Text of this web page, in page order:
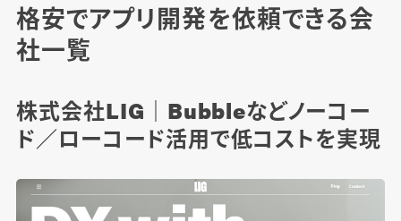
アプリ開発の費用相場は？
開発の形態形態・開発手法について
個人に依頼するリスクやデメリットは？
さいごに
格安でアプリ開発を依頼できる会
社一覧
株式会社LIG｜Bubbleなどノーコー
ド／ローコード活用で低コストを実現